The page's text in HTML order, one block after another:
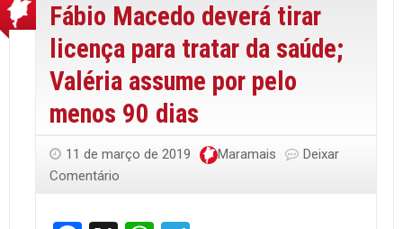
Fábio Macedo deverá tirar
licença para tratar da saúde;
Valéria assume por pelo
menos 90 dias
11 de março de 2019 Maramais
Deixar
Comentário